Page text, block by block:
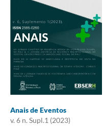
Anais de Eventos
v. 6 n. Supl.1 (2023)